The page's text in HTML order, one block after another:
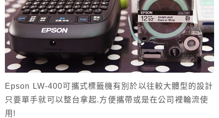
Epson LW-400可攜式標籤機有別於以往較大體型的設計
只要單手就可以整台拿起.方便攜帶或是在公司裡輪流使
用!